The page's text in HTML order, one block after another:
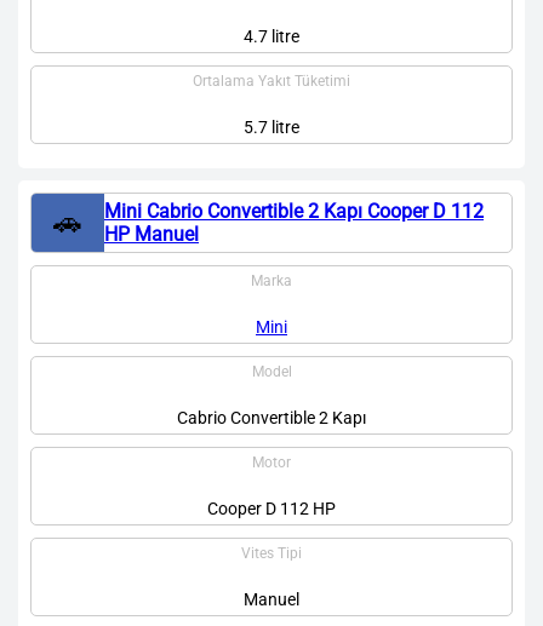
4.7 litre
Ortalama Yakıt Tüketimi
5.7 litre
🚗
Mini Cabrio Convertible 2 Kapı Cooper D 112
HP Manuel
Marka
Mini
Model
Cabrio Convertible 2 Kapı
Motor
Cooper D 112 HP
Vites Tipi
Manuel